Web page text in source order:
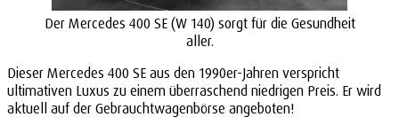
Der Mercedes 400 SE (W 140) sorgt für die Gesundheit
aller.
Dieser Mercedes 400 SE aus den 1990er-Jahren verspricht
ultimativen Luxus zu einem überraschend niedrigen Preis. Er wird
aktuell auf der Gebrauchtwagenbörse angeboten!